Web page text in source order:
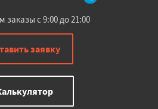
заказы с 9:00 до 21:00
заявку